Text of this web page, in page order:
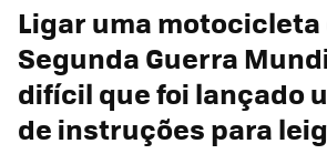
Ligar uma motocicleta
Segunda Guerra
difícil que foi lançado
de instruções para